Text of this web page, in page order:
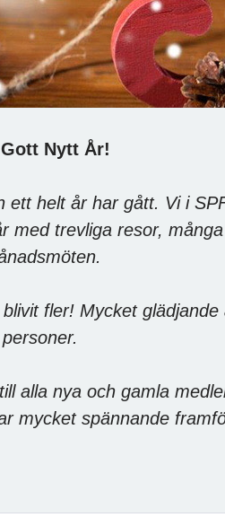
Nytt År!
ett helt år har gått. Vi i
med trevliga resor,
fler! Mycket
alla nya och gamla
mycket spännande